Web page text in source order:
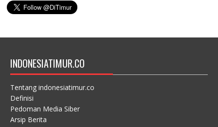
INDONESIATIMUR.CO
Tentang indonesiatimur.co
Definisi
Pedoman Media Siber
Arsip Berita